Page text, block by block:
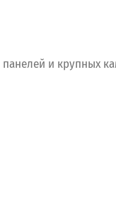
панелей и крупных